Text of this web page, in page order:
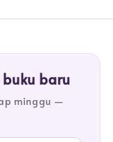
baru
minggu —